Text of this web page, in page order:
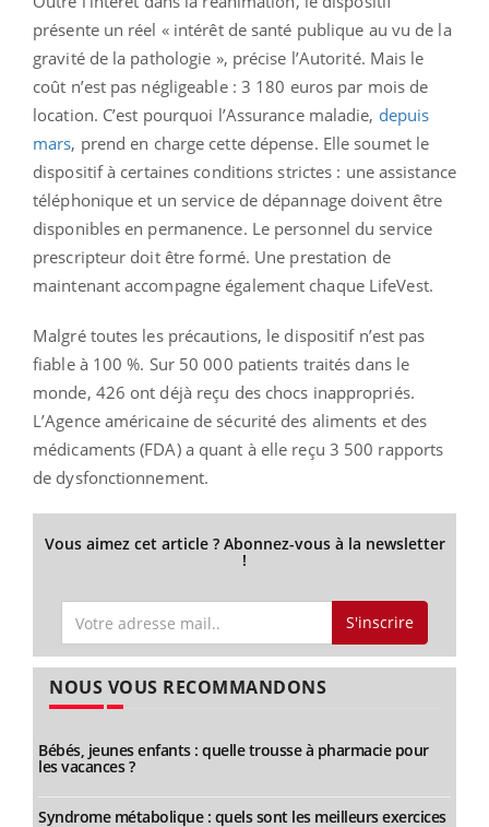
présente un réel « intérêt de santé publique au vu de la
gravité de la pathologie », précise l’Autorité. Mais le
coût n’est pas négligeable : 3 180 euros par mois de
location. C’est pourquoi l’Assurance maladie, depuis
mars, prend en charge cette dépense. Elle soumet le
dispositif à certaines conditions strictes : une assistance
téléphonique et un service de dépannage doivent être
disponibles en permanence. Le personnel du service
prescripteur doit être formé. Une prestation de
maintenant accompagne également chaque LifeVest.
Malgré toutes les précautions, le dispositif n’est pas
fiable à 100 %. Sur 50 000 patients traités dans le
monde, 426 ont déjà reçu des chocs inappropriés.
L’Agence américaine de sécurité des aliments et des
médicaments (FDA) a quant à elle reçu 3 500 rapports
de dysfonctionnement.
Vous aimez cet article ? Abonnez-vous à la newsletter
!
S'inscrire
NOUS VOUS RECOMMANDONS
Bébés, jeunes enfants : quelle trousse à pharmacie pour
les vacances ?
Syndrome métabolique : quels sont les meilleurs exercices